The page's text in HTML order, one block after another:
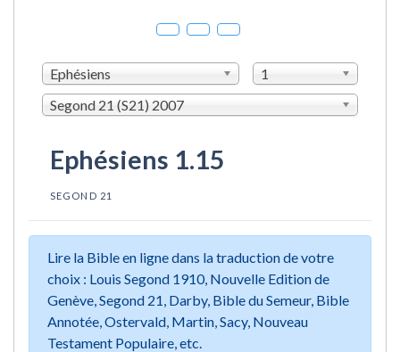
Ephésiens
1
Segond 21 (S21) 2007
Ephésiens 1.15
SEGOND 21
Lire la Bible en ligne dans la traduction de votre
choix : Louis Segond 1910, Nouvelle Edition de
Genève, Segond 21, Darby, Bible du Semeur, Bible
Annotée, Ostervald, Martin, Sacy, Nouveau
Testament Populaire, etc.